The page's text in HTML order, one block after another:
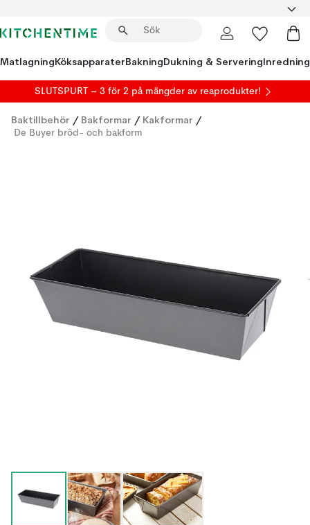
MatlagningKöksapparaterBakningDukning & ServeringInredning
SLUTSPURT – 3 för 2 på mängder av reaprodukter!
Baktillbehör / Bakformar / Kakformar /
De Buyer bröd- och bakform